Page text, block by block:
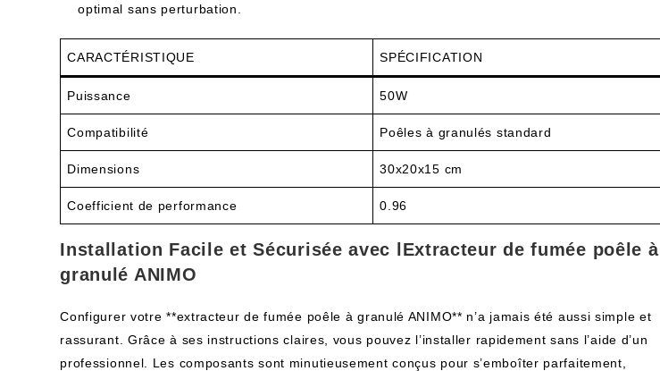
optimal sans perturbation.
CARACTÉRISTIQUE SPÉCIFICATION
Puissance 50W
Compatibilité Poêles à granulés standard
Dimensions 30x20x15 cm
Coefficient de performance 0.96
Installation Facile et Sécurisée avec lExtracteur de fumée poêle à
granulé ANIMO
Configurer votre **extracteur de fumée poêle à granulé ANIMO** n’a jamais été aussi simple et
rassurant. Grâce à ses instructions claires, vous pouvez l’installer rapidement sans l’aide d’un
professionnel. Les composants sont minutieusement conçus pour s’emboîter parfaitement,